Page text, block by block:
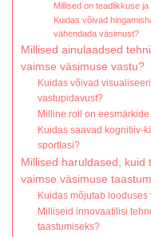
Millised on teadlikkuse
Kuidas võivad
vähendada väsimust?
Millised ainulaadsed
vaimse väsimuse vastu?
Kuidas võivad
vastupidavust?
Milline roll on
Kuidas saavad kognitiiv-
sportlasi?
Millised haruldased,
vaimse väsimuse
Kuidas mõjutab
Milliseid innovaatilisi
taastumiseks?